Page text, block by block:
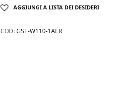
AGGIUNGI A LISTA DEI DESIDERI
COD:GST-W110-1AER